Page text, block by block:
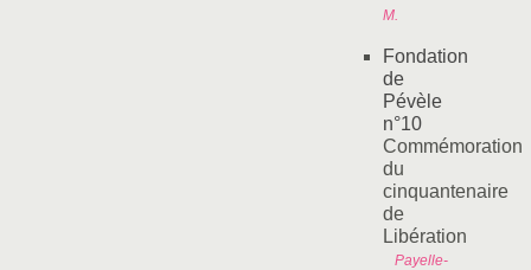
M.
Fondation
de
Pévèle
n°10
Commémoration
du
cinquantenaire
de
Libération
Payelle-